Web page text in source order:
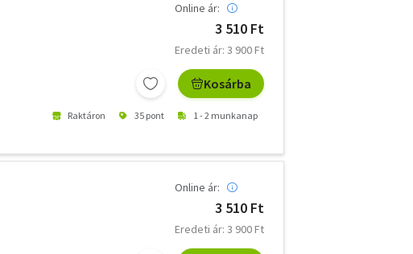
Online ár:
3 510 Ft
Eredeti ár: 3 900 Ft
Kosárba
Raktáron 35 pont 1 - 2 munkanap
Online ár:
3 510 Ft
Eredeti ár: 3 900 Ft